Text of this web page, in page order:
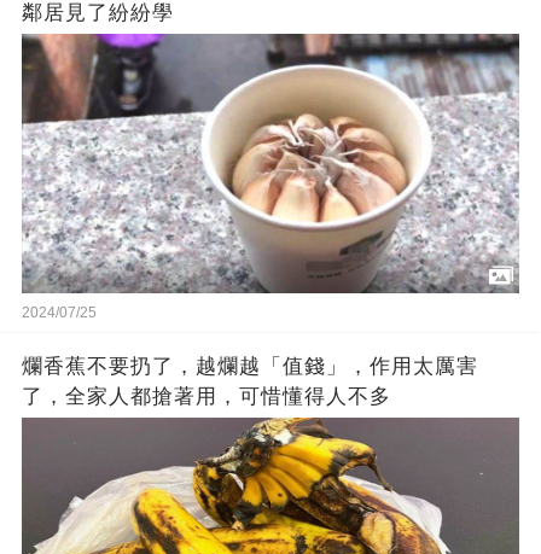
鄰居見了紛紛學
2024/07/25
爛香蕉不要扔了，越爛越「值錢」，作用太厲害
了，全家人都搶著用，可惜懂得人不多